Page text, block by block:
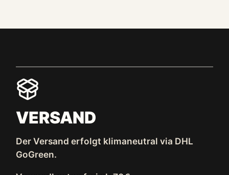
VERSAND
Der Versand erfolgt klimaneutral via DHL
GoGreen.